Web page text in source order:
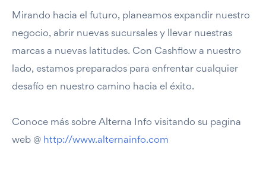
Mirando hacia el futuro, planeamos expandir nuestro
negocio, abrir nuevas sucursales y llevar nuestras
marcas a nuevas latitudes. Con Cashflow a nuestro
lado, estamos preparados para enfrentar cualquier
desafío en nuestro camino hacia el éxito.
Conoce más sobre Alterna Info visitando su pagina
web @ http://www.alternainfo.com